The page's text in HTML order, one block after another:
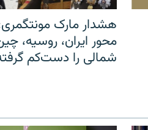
هشدار مارک مونتگمری:
محور ایران، روسیه،
شمالی را دست‌کم